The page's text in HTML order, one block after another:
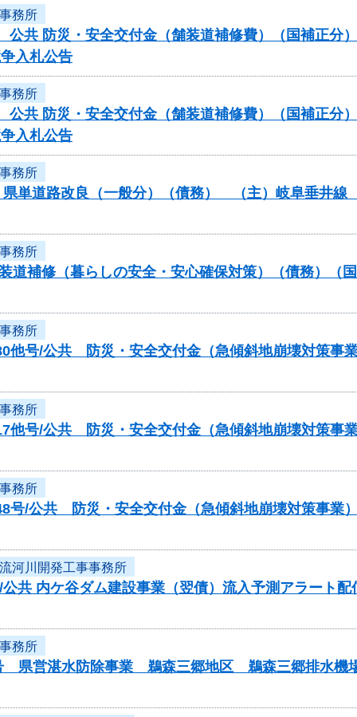
務所
共 防災・安全交付金（舗装道補修費）（国補正分
入札公告
務所
共 防災・安全交付金（舗装道補修費）（国補正分
入札公告
務所
単道路改良（一般分）（債務） （主）岐阜垂井
務所
道補修（暮らしの安全・安心確保対策）（債務）（
務所
他号/公共 防災・安全交付金（急傾斜地崩壊対策事
務所
他号/公共 防災・安全交付金（急傾斜地崩壊対策事
務所
号/公共 防災・安全交付金（急傾斜地崩壊対策事業
河川開発工事事務所
公共 内ケ谷ダム建設事業（翌債）流入予測アラート
務所
県営湛水防除事業 鵜森三郷地区 鵜森三郷排水機